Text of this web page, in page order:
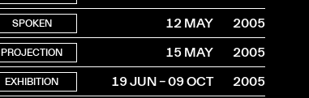
SPOKEN 12 MAY
2005
PROJECTION 15 MAY
2005
EXHIBITION 19 JUN – 09 OCT
2005